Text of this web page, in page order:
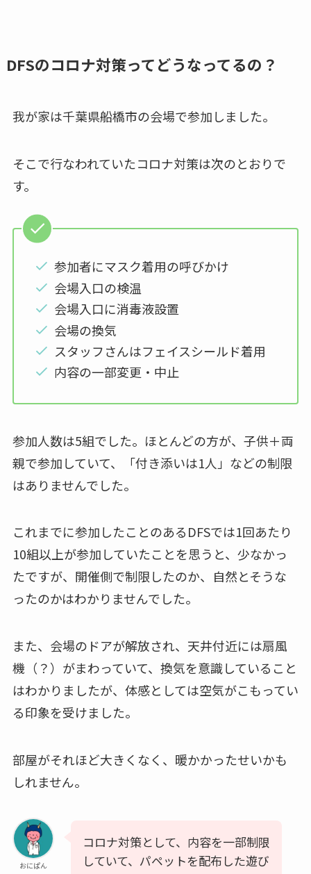
DFSのコロナ対策ってどうなってるの？
我が家は千葉県船橋市の会場で参加しました。
そこで行なわれていたコロナ対策は次のとおりで
す。
参加者にマスク着用の呼びかけ
会場入口の検温
会場入口に消毒液設置
会場の換気
スタッフさんはフェイスシールド着用
内容の一部変更・中止
参加人数は5組でした。ほとんどの方が、子供＋両
親で参加していて、「付き添いは1人」などの制限
はありませんでした。
これまでに参加したことのあるDFSでは1回あたり
10組以上が参加していたことを思うと、少なかっ
たですが、開催側で制限したのか、自然とそうな
ったのかはわかりませんでした。
また、会場のドアが解放され、天井付近には扇風
機（？）がまわっていて、換気を意識していること
はわかりましたが、体感としては空気がこもってい
る印象を受けました。
部屋がそれほど大きくなく、暖かかったせいかも
しれません。
おにぱん
コロナ対策として、内容を一部制限
していて、パペットを配布した遊び